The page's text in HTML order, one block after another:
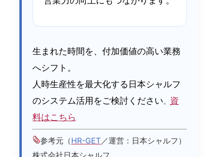
生まれた時間を、付加価値の高い業務
へシフト。
人時生産性を最大化する日本シャルフ
のシステム活用をご検討ください。 資
料はこちら
参考元（HR-GET／運営：日本シャルフ）